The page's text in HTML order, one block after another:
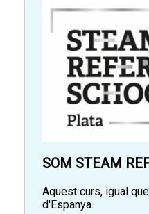
SOM STEAM
Aquest curs, igual
d'Espanya.